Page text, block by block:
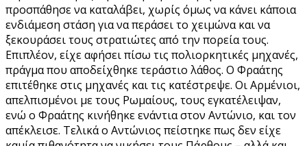
προσπάθησε να καταλάβει, χωρίς όμως να κάνει κάποια
ενδιάμεση στάση για να περάσει το χειμώνα και να
ξεκουράσει τους στρατιώτες από την πορεία τους.
Επιπλέον, είχε αφήσει πίσω τις πολιορκητικές μηχανές,
πράγμα που αποδείχθηκε τεράστιο λάθος. Ο Φραάτης
επιτέθηκε στις μηχανές και τις κατέστρεψε. Οι Αρμένιοι,
απελπισμένοι με τους Ρωμαίους, τους εγκατέλειψαν,
ενώ ο Φραάτης κινήθηκε ενάντια στον Αντώνιο, και τον
απέκλεισε. Τελικά ο Αντώνιος πείστηκε πως δεν είχε